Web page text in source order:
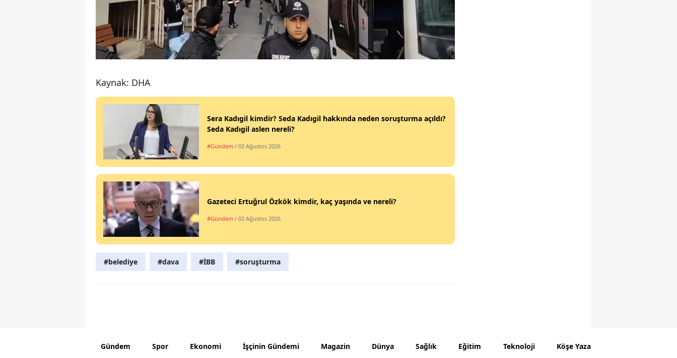
Muğla
Muş
Nevşehir
Sakarya
Samsun
Siirt
Tokat
Trabzon
Kaynak: DHA
Sera Kadıgil kimdir? Seda Kadıgil hakkında neden soruşturma açıldı?
Seda Kadıgil aslen nereli?
#Gündem / 02 Ağustos 2026
Gazeteci Ertuğrul Özkök kimdir, kaç yaşında ve nereli?
#Gündem / 02 Ağustos 2026
#belediye #dava #İBB #soruşturma
Gündem Spor Ekonomi İşçinin Gündemi Magazin Dünya Sağlık Eğitim Teknoloji Köşe Yazarları